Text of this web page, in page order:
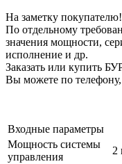
На заметку покупателю!
По отдельному
значения мощности,
исполнение и др.
Заказать или купить
Вы можете по
Входные параметры
Мощность системы
управления
2